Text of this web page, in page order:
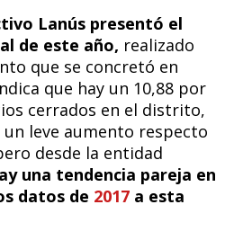
Lanús presentó el
de este año, realizado
que se concretó en
que hay un 10,88 por
cerrados en el distrito,
un leve aumento respecto
desde la entidad
una tendencia pareja en
datos de 2017 a esta